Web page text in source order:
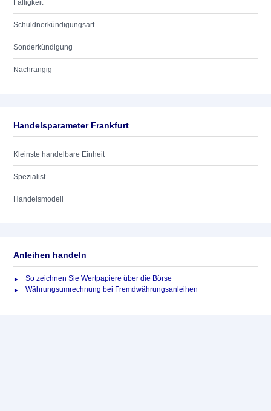
Fälligkeit
Schuldnerkündigungsart
Sonderkündigung
Nachrangig
Handelsparameter Frankfurt
Kleinste handelbare Einheit
Spezialist
Handelsmodell
Anleihen handeln
So zeichnen Sie Wertpapiere über die Börse
Währungsumrechnung bei Fremdwährungsanleihen